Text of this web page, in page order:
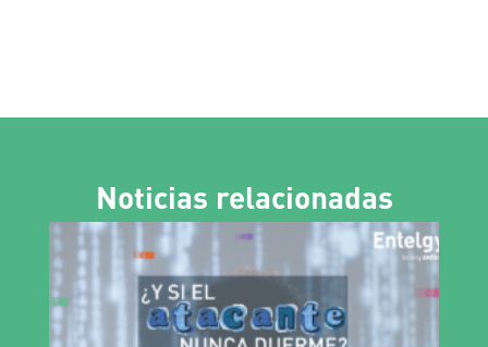
Noticias relacionadas